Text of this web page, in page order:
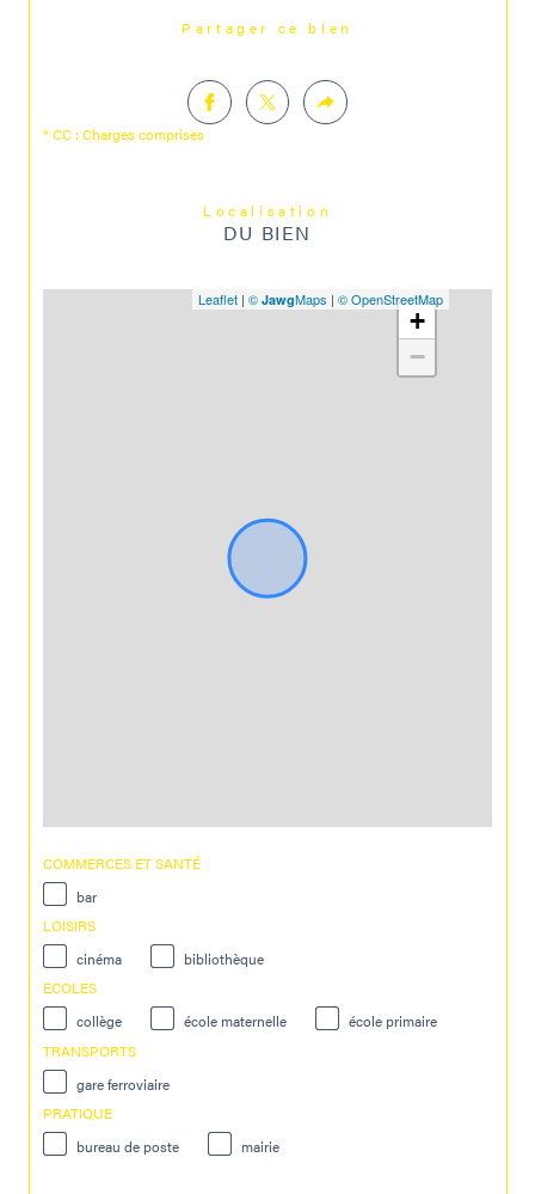
Partager ce bien
* CC : Charges comprises
Localisation
DU BIEN
+
−
Leaflet | © JawgMaps | © OpenStreetMap
COMMERCES ET SANTÉ
bar
LOISIRS
cinéma
bibliothèque
ECOLES
collège
école maternelle
école primaire
TRANSPORTS
gare ferroviaire
PRATIQUE
bureau de poste
mairie